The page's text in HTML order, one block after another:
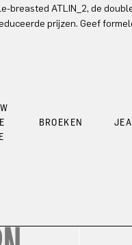
breasted ATLIN_2, de
prijzen. Geef
BROEKEN